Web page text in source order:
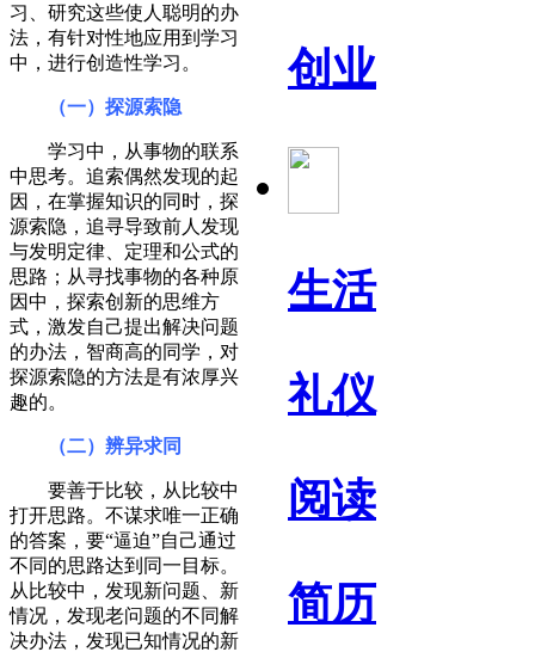
创业
生活
礼仪
阅读
简历
习、研究这些使人聪明的办
法，有针对性地应用到学习
中，进行创造性学习。
（一）探源索隐
学习中，从事物的联系
中思考。追索偶然发现的起
因，在掌握知识的同时，探
源索隐，追寻导致前人发现
与发明定律、定理和公式的
思路；从寻找事物的各种原
因中，探索创新的思维方
式，激发自己提出解决问题
的办法，智商高的同学，对
探源索隐的方法是有浓厚兴
趣的。
（二）辨异求同
要善于比较，从比较中
打开思路。不谋求唯一正确
的答案，要“逼迫”自己通过
不同的思路达到同一目标。
从比较中，发现新问题、新
情况，发现老问题的不同解
决办法，发现已知情况的新